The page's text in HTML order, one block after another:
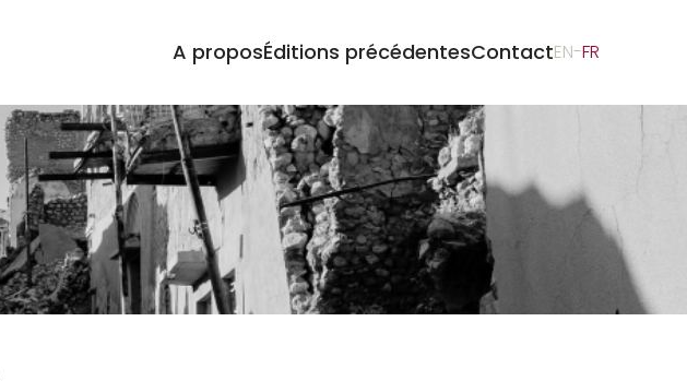
A proposÉditions précédentesContactEN-FR